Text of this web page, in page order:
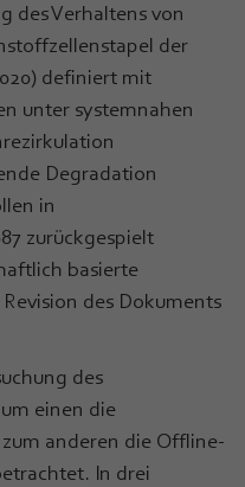
des Verhaltens von
der
definiert mit
unter systemnahen
Degradation
in
zurückgespielt
basierte
des Dokuments
des
einen die
anderen die Offline-
In drei